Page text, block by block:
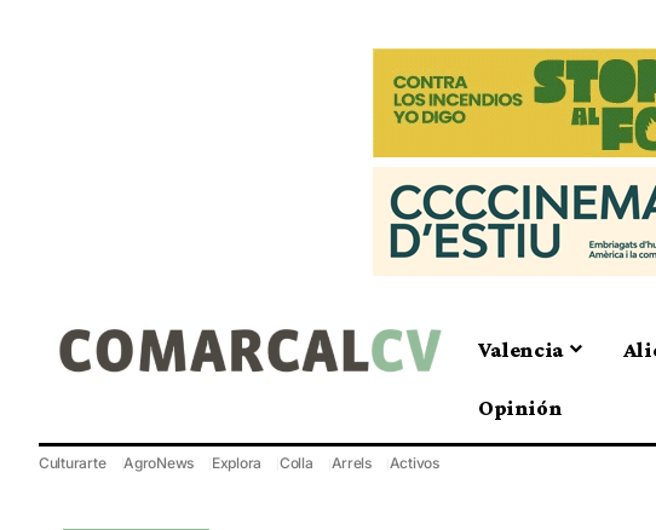
Valencia
Opinión
Culturarte AgroNews Explora Colla Arrels Activos